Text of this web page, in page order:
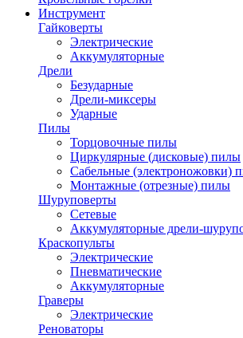
Инструмент
Гайковерты
Электрические
Аккумуляторные
Дрели
Безударные
Дрели-миксеры
Ударные
Пилы
Торцовочные пилы
Циркулярные (дисковые) пилы
Сабельные (электроножовки)
Монтажные (отрезные) пилы
Шуруповерты
Сетевые
Аккумуляторные дрели-
Краскопульты
Электрические
Пневматические
Аккумуляторные
Граверы
Электрические
Реноваторы